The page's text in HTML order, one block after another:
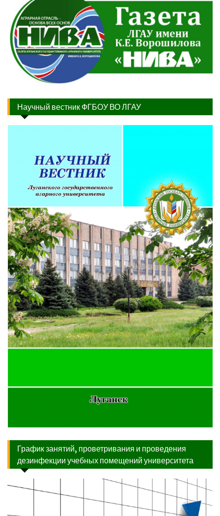
Научный вестник ФГБОУ ВО ЛГАУ
График занятий, проветривания и проведения
дезинфекции учебных помещений университета